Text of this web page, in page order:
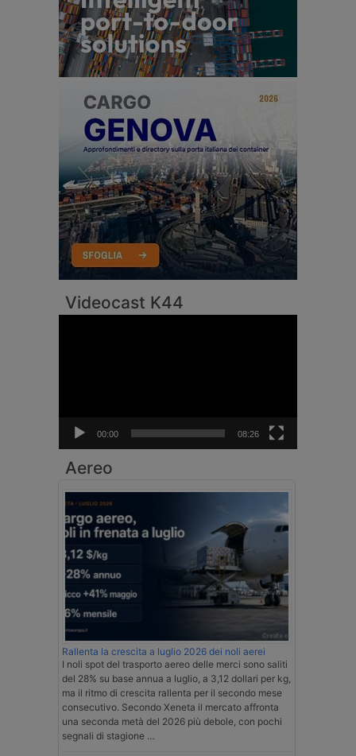
Videocast K44
00:00 08:26
Aereo
Rallenta la crescita a luglio 2026 dei noli aerei
I noli spot del trasporto aereo delle merci sono saliti
del 28% su base annua a luglio, a 3,12 dollari per kg,
ma il ritmo di crescita rallenta per il secondo mese
consecutivo. Secondo Xeneta il mercato affronta
una seconda metà del 2026 più debole, con pochi
segnali di stagione …